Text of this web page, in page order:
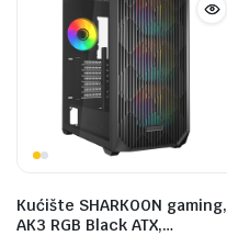
Kućište SHARKOON gaming,
AK3 RGB Black ATX,…